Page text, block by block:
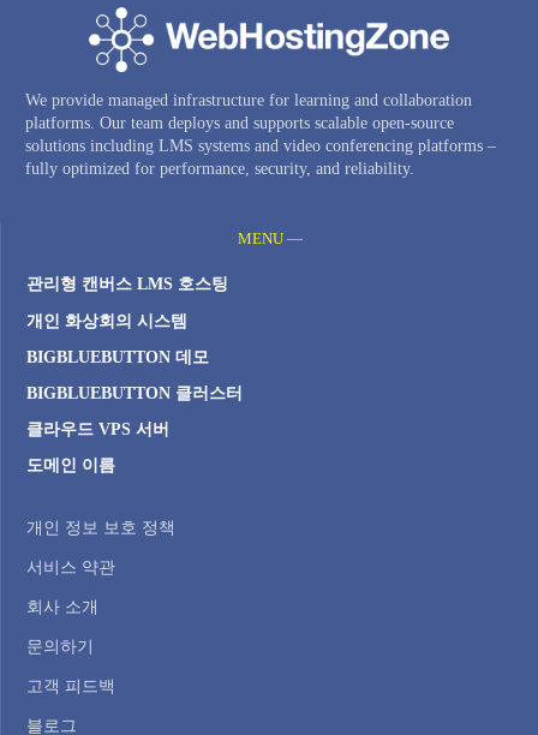
We provide managed infrastructure for learning and collaboration
platforms. Our team deploys and supports scalable open-source
solutions including LMS systems and video conferencing platforms –
fully optimized for performance, security, and reliability.
MENU —
관리형 캔버스 LMS 호스팅
개인 화상회의 시스템
BIGBLUEBUTTON 데모
BIGBLUEBUTTON 클러스터
클라우드 VPS 서버
도메인 이름
개인 정보 보호 정책
서비스 약관
회사 소개
문의하기
고객 피드백
블로그